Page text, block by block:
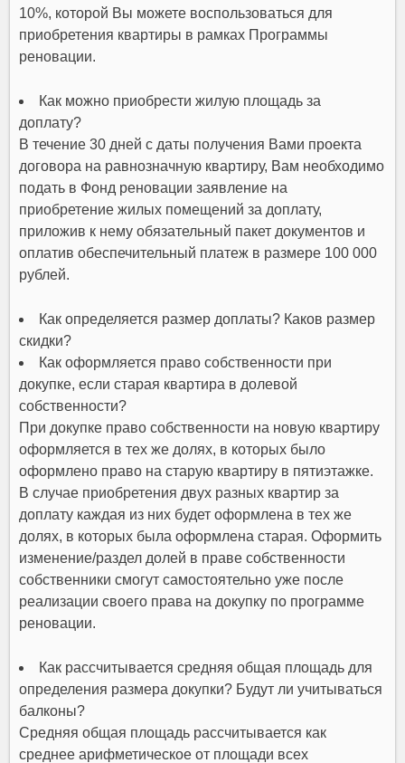
10%, которой Вы можете воспользоваться для
приобретения квартиры в рамках Программы
реновации.
Как можно приобрести жилую площадь за
доплату?
В течение 30 дней с даты получения Вами проекта
договора на равнозначную квартиру, Вам необходимо
подать в Фонд реновации заявление на
приобретение жилых помещений за доплату,
приложив к нему обязательный пакет документов и
оплатив обеспечительный платеж в размере 100 000
рублей.
Как определяется размер доплаты? Каков размер
скидки?
Как оформляется право собственности при
докупке, если старая квартира в долевой
собственности?
При докупке право собственности на новую квартиру
оформляется в тех же долях, в которых было
оформлено право на старую квартиру в пятиэтажке.
В случае приобретения двух разных квартир за
доплату каждая из них будет оформлена в тех же
долях, в которых была оформлена старая. Оформить
изменение/раздел долей в праве собственности
собственники смогут самостоятельно уже после
реализации своего права на докупку по программе
реновации.
Как рассчитывается средняя общая площадь для
определения размера докупки? Будут ли учитываться
балконы?
Средняя общая площадь рассчитывается как
среднее арифметическое от площади всех